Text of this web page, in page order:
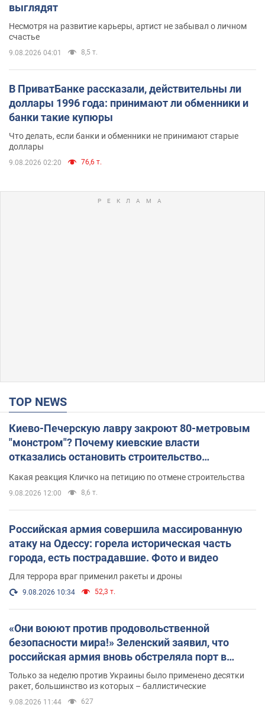
выглядят
Несмотря на развитие карьеры, артист не забывал о личном
счастье
9.08.2026 04:01 8,5 т.
В ПриватБанке рассказали, действительны ли
доллары 1996 года: принимают ли обменники и
банки такие купюры
Что делать, если банки и обменники не принимают старые
доллары
9.08.2026 02:20 76,6 т.
TOP NEWS
Киево-Печерскую лавру закроют 80-метровым
"монстром"? Почему киевские власти
отказались остановить строительство
Какая реакция Кличко на петицию по отмене строительства
9.08.2026 12:00 8,6 т.
Российская армия совершила массированную
атаку на Одессу: горела историческая часть
города, есть пострадавшие. Фото и видео
Для террора враг применил ракеты и дроны
9.08.2026 10:34 52,3 т.
«Они воюют против продовольственной
безопасности мира!» Зеленский заявил, что
российская армия вновь обстреляла порт в
Одессе
Только за неделю против Украины было применено десятки
ракет, большинство из которых – баллистические
9.08.2026 11:44 627